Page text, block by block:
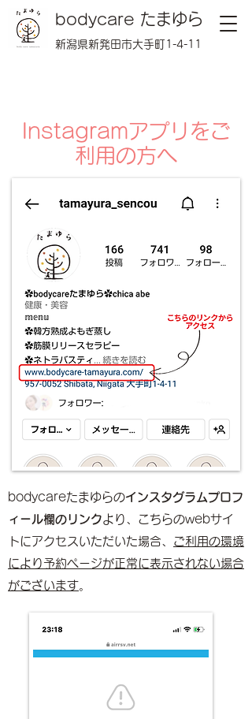
bodycare たまゆら
新潟県新発田市大手町1-4-11
Instagramアプリをご
利用の方へ
bodycareたまゆらのインスタグラムプロフ
ィール欄のリンクより、こちらのwebサイ
トにアクセスいただいた場合、 ご利用の環境
により予約ページが正常に表示されない場合
がございます。